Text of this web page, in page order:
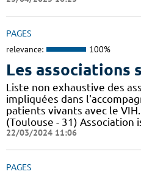
PAGES
relevance: 100%
Les associations
Liste non exhaustive des
impliquées dans
patients vivants avec le VIH.
(Toulouse - 31) Association
22/03/2024 11:06
PAGES